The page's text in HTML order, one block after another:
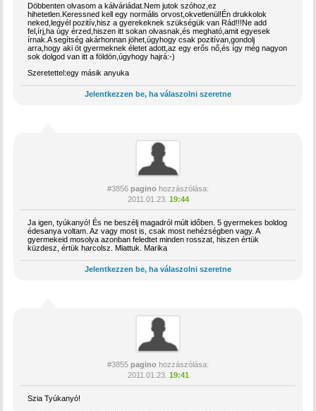
Döbbenten olvasom a kálváriádat.Nem jutok szóhoz,ez
hihetetlen.Keressned kell egy normális orvost,okvetlenül!Én drukkolok
neked,legyél pozitív,hisz a gyerekeknek szükségük van Rád!!!Ne add
fel,írj,ha úgy érzed,hiszen itt sokan olvasnak,és megható,amit egyesek
írnak.A segítség akárhonnan jöhet,úgyhogy csak pozitívan,gondolj
arra,hogy aki öt gyermeknek életet adott,az egy erős nő,és így még nagyon
sok dolgod van itt a földön,úgyhogy hajrá:-)
Szeretettel:egy másik anyuka
Jelentkezzen be, ha válaszolni szeretne
#3856 pagino hozzászólása:
2011.01.23. 19:44
Ja igen, tyúkanyó! És ne beszélj magadról múlt időben. 5 gyermekes boldog
édesanya voltam. Az vagy most is, csak most nehézségben vagy. A
gyermekeid mosolya azonban feledtet minden rosszat, hiszen értük
küzdesz, értük harcolsz. Miattuk. Marika
Jelentkezzen be, ha válaszolni szeretne
#3855 pagino hozzászólása:
2011.01.23. 19:41
Szia Tyúkanyó!